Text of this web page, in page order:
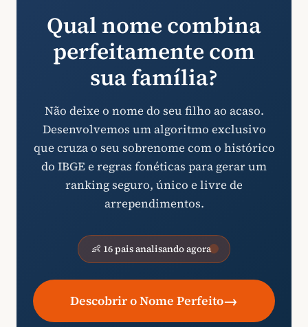
Qual nome combina
perfeitamente com
sua família?
Não deixe o nome do seu filho ao acaso.
Desenvolvemos um algoritmo exclusivo
que cruza o seu sobrenome com o histórico
do IBGE e regras fonéticas para gerar um
ranking seguro, único e livre de
arrependimentos.
👶 16 pais analisando agora
Descobrir o Nome Perfeito→